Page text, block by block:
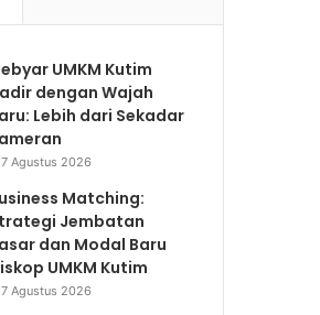
UMKM Kutim
dengan Wajah
Lebih dari Sekadar
7 Agustus 2026
Matching:
Jembatan
dan Modal Baru
UMKM Kutim
7 Agustus 2026